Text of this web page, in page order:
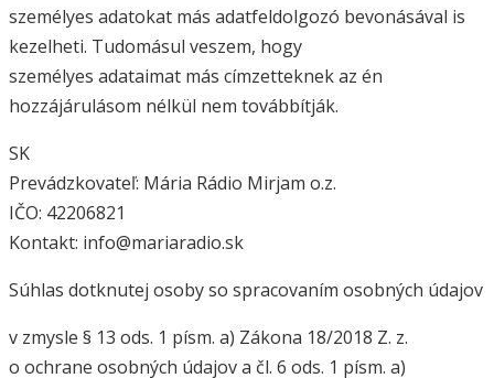
személyes adatokat más adatfeldolgozó bevonásával is
kezelheti. Tudomásul veszem, hogy
személyes adataimat más címzetteknek az én
hozzájárulásom nélkül nem továbbítják.
SK
Prevádzkovateľ: Mária Rádio Mirjam o.z.
IČO: 42206821
Kontakt: info@mariaradio.sk
Súhlas dotknutej osoby so spracovaním osobných údajov
v zmysle § 13 ods. 1 písm. a) Zákona 18/2018 Z. z.
o ochrane osobných údajov a čl. 6 ods. 1 písm. a)